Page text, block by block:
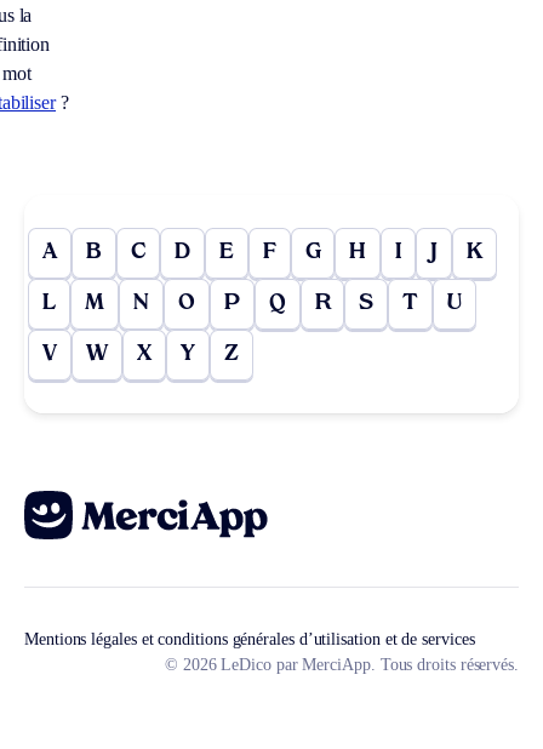
la
?
A B C D E F G H I J K
L M N O P Q R S T U
V W X Y Z
Mentions légales et conditions générales d’utilisation et de services
© 2026 LeDico par MerciApp. Tous droits réservés.